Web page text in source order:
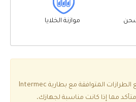
موازنة الخلايا
لا تسرد هذه الصفحة جميع الطرازات المتوافقة مع بطارية Intermec
كنت غير متأكد مما إذا كانت مناسبة لجهازك،